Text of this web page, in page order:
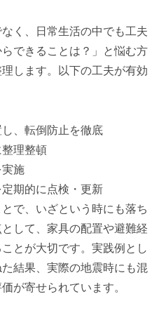
く、日常生活の中でも工夫
できることは？」と悩む方
します。以下の工夫が有効
、転倒防止を徹底
整理整頓
実施
期的に点検・更新
で、いざという時にも落ち
して、家具の配置や避難経
とが大切です。実践例とし
結果、実際の地震時にも混
が寄せられています。